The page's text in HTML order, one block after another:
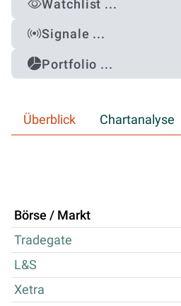
Watchlist ...
Signale ...
Portfolio ...
Überblick Chartanalyse
Börse / Markt
Tradegate
L&S
Xetra